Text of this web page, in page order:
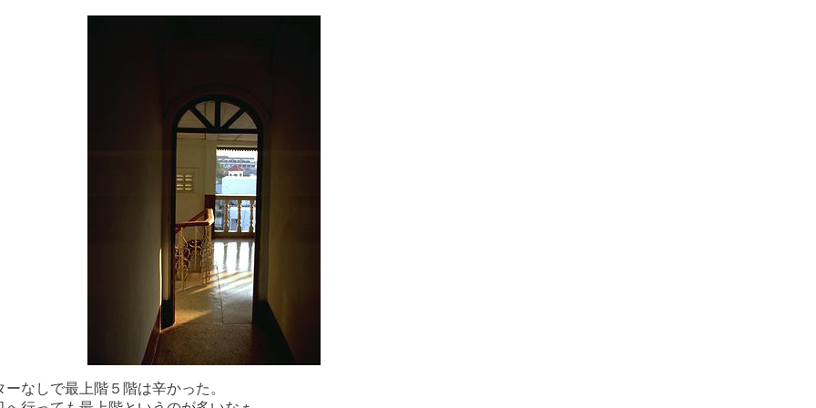
ーなしで最上階５階は辛かった。